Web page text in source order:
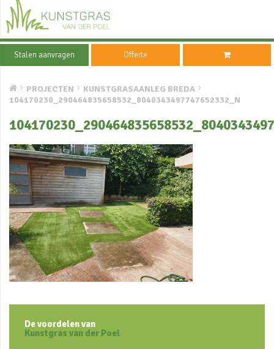
Stalen aanvragen Offerte
PROJECTEN
KUNSTGRASAANLEG BREDA
104170230_290464835658532_8040343497747652332_N
De voordelen van
Kunstgras van der Poel